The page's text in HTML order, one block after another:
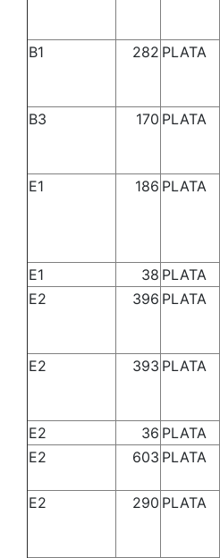
B1 282 PLATA
B3 170 PLATA
E1 186 PLATA
E1 38 PLATA
E2
396 PLATA
E2 393 PLATA
E2 36 PLATA
E2
603 PLATA
E2 290 PLATA